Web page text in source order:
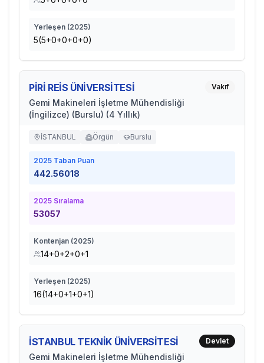
Yerleşen (2025)
5(5+0+0+0+0)
PİRİ REİS ÜNİVERSİTESİ
Gemi Makineleri İşletme Mühendisliği
(İngilizce) (Burslu) (4 Yıllık)
Vakıf
İSTANBUL Örgün Burslu
2025 Taban Puan
442.56018
2025 Sıralama
53057
Kontenjan (2025)
14+0+2+0+1
Yerleşen (2025)
16(14+0+1+0+1)
İSTANBUL TEKNİK ÜNİVERSİTESİ
Gemi Makineleri İşletme Mühendisliği
Devlet